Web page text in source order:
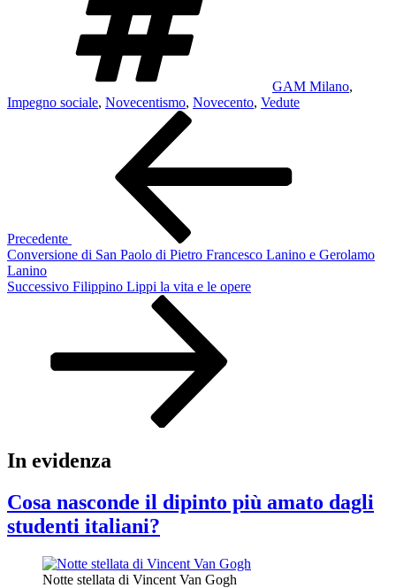
GAM Milano,
Impegno sociale, Novecentismo, Novecento, Vedute
Precedente
Conversione di San Paolo di Pietro Francesco Lanino e Gerolamo
Lanino
Articolo
Successivo Filippino Lippi la vita e le opere
In evidenza
Cosa nasconde il dipinto più amato dagli
studenti italiani?
Notte stellata di Vincent Van Gogh